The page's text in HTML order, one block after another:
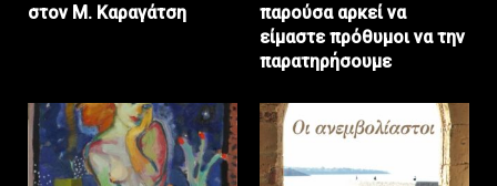
στον Μ. Καραγάτση
παρούσα αρκεί να
είμαστε πρόθυμοι να την
παρατηρήσουμε